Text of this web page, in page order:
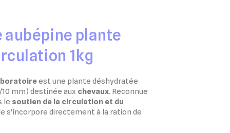
plante
1kg
est une plante déshydratée
mm) destinée aux chevaux. Reconnue
le soutien de la circulation et du
s'incorpore directement à la ration de